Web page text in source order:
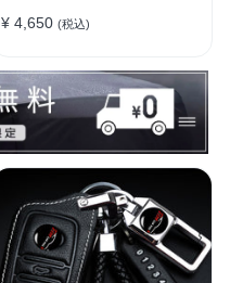
¥ 4,650 (税込)